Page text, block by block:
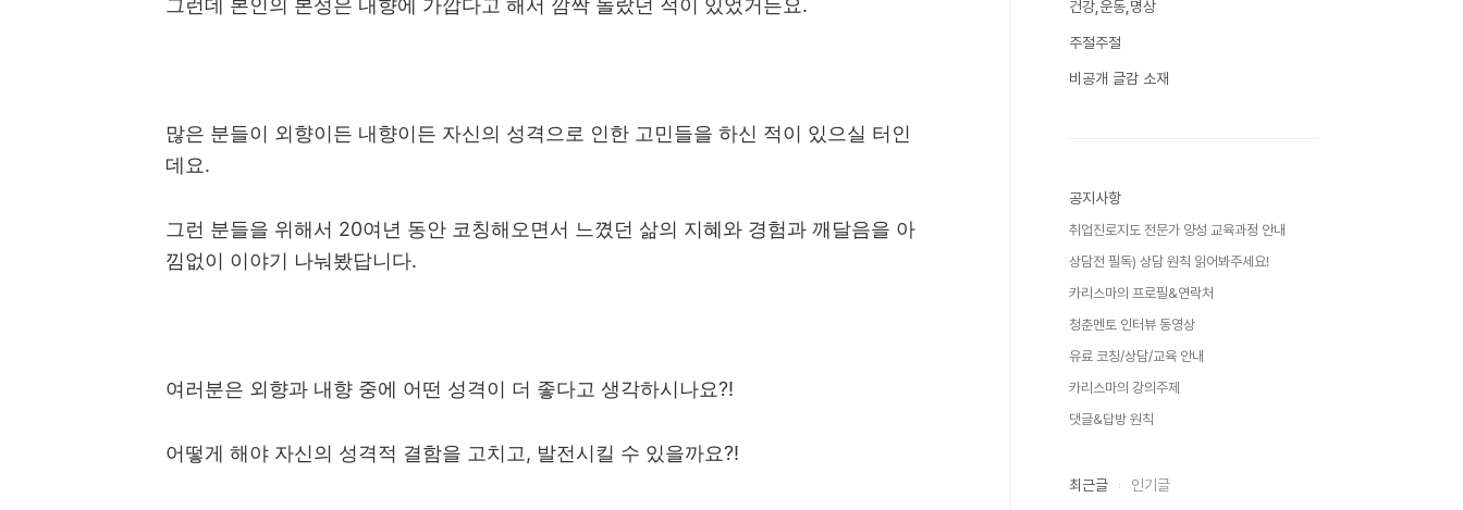
그런데 본인의 본성은 내향에 가깝다고 해서 깜짝 놀랐던 적이 있었거든요.
많은 분들이 외향이든 내향이든 자신의 성격으로 인한 고민들을 하신 적이 있으실 터인
데요.
그런 분들을 위해서 20여년 동안 코칭해오면서 느꼈던 삶의 지혜와 경험과 깨달음을 아
낌없이 이야기 나눠봤답니다.
여러분은 외향과 내향 중에 어떤 성격이 더 좋다고 생각하시나요?!
어떻게 해야 자신의 성격적 결함을 고치고 , 발전시킬 수 있을까요?!
건강,운동,명상
주절주절
비공개 글감 소재
공지사항
취업진로지도 전문가 양성 교육과정 안내
상담전 필독) 상담 원칙 읽어봐주세요!
카리스마의 프로필&연락처
청춘멘토 인터뷰 동영상
유료 코칭/상담/교육 안내
카리스마의 강의주제
댓글&답방 원칙
최근글 인기글